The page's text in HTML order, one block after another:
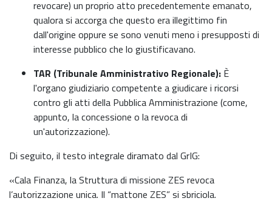
revocare) un proprio atto precedentemente emanato,
qualora si accorga che questo era illegittimo fin
dall'origine oppure se sono venuti meno i presupposti di
interesse pubblico che lo giustificavano.
TAR (Tribunale Amministrativo Regionale): È
l'organo giudiziario competente a giudicare i ricorsi
contro gli atti della Pubblica Amministrazione (come,
appunto, la concessione o la revoca di
un'autorizzazione).
Di seguito, il testo integrale diramato dal GrIG:
«Cala Finanza, la Struttura di missione ZES revoca
l’autorizzazione unica. Il “mattone ZES” si sbriciola.